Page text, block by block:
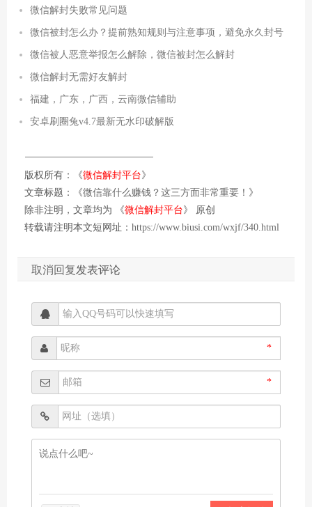
微信解封失败常见问题
微信被封怎么办？提前熟知规则与注意事项，避免永久封号
微信被人恶意举报怎么解除，微信被封怎么解封
微信解封无需好友解封
福建，广东，广西，云南微信辅助
安卓刷圈兔v4.7最新无水印破解版
版权所有：《微信解封平台》
文章标题：《微信靠什么赚钱？这三方面非常重要！ 》
除非注明，文章均为 《微信解封平台》 原创
转载请注明本文短网址： https://www.biusi.com/wxjf/340.html
取消回复发表评论
*
*